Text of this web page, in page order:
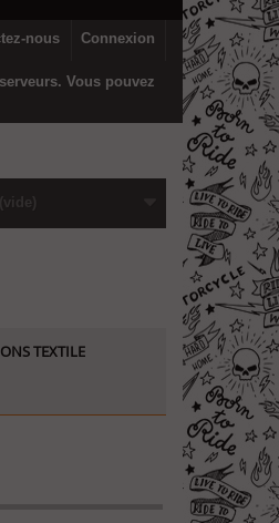
Connexion
nous
Vous pouvez
(vide)
TEXTILE